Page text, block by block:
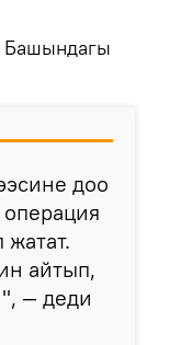
Башындагы
доо
айтып,
— деди